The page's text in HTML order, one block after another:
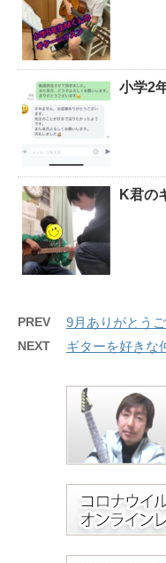
小学2
K君の
PREV 9月ありがとうご
NEXT ギターを好きな